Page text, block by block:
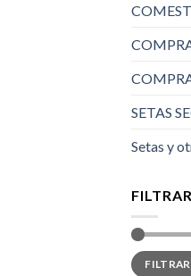
SETAS
Setas y
Precio
mínimo
Precio
máximo
FILTRAR